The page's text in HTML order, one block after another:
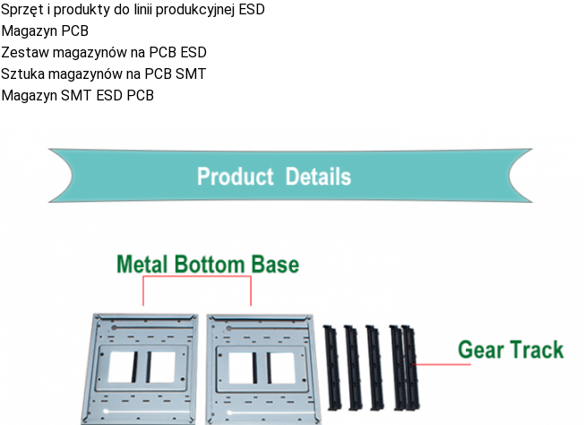
Sprzęt i produkty do linii produkcyjnej ESD
Magazyn PCB
Zestaw magazynów na PCB ESD
Sztuka magazynów na PCB SMT
Magazyn SMT ESD PCB